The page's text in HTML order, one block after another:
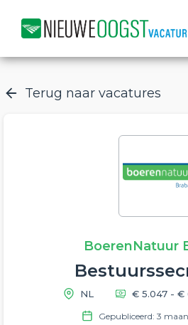
Terug naar vacatures
BoerenNatuur
NL € 5.047 - €
Gepubliceerd: 3